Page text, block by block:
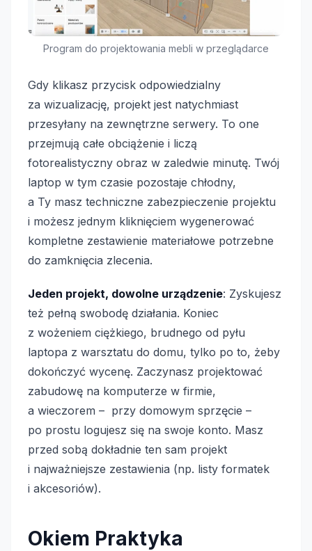
Program do projektowania mebli w przeglądarce
Gdy klikasz przycisk odpowiedzialny
za wizualizację, projekt jest natychmiast
przesyłany na zewnętrzne serwery. To one
przejmują całe obciążenie i liczą
fotorealistyczny obraz w zaledwie minutę. Twój
laptop w tym czasie pozostaje chłodny,
a Ty masz techniczne zabezpieczenie projektu
i możesz jednym kliknięciem wygenerować
kompletne zestawienie materiałowe potrzebne
do zamknięcia zlecenia.
Jeden projekt, dowolne urządzenie: Zyskujesz
też pełną swobodę działania. Koniec
z wożeniem ciężkiego, brudnego od pyłu
laptopa z warsztatu do domu, tylko po to, żeby
dokończyć wycenę. Zaczynasz projektować
zabudowę na komputerze w firmie,
a wieczorem – przy domowym sprzęcie –
po prostu logujesz się na swoje konto. Masz
przed sobą dokładnie ten sam projekt
i najważniejsze zestawienia (np. listy formatek
i akcesoriów).
Okiem Praktyka